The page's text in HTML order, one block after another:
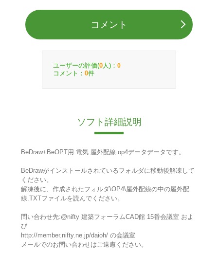
コメント
ユーザーの評価(0 人)： 0
コメント： 0件
ソフト詳細説明
BeDraw+BeOPT用 電気 屋外配線 op4データデータです。
BeDrawがインストールされているフォルダに移動後解凍して
ください。
解凍後に、作成されたフォルダ\OP4\屋外配線の中の屋外配
線.TXTファイルを読んでください。
問い合わせ先:@nifty 建築フォーラムCAD館 15番会議室 およ
び
http://member.nifty.ne.jp/daioh/ の会議室
メールでのお問い合わせはご遠慮ください。